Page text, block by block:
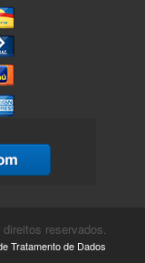
reservados.
Tratamento de Dados